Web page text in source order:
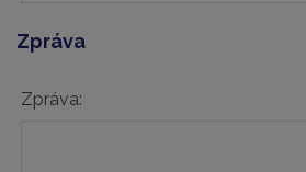
Zpráva
Zpráva: